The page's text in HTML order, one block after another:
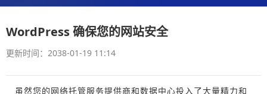
WordPress 确保您的网站安全
更新时间：2038-01-19 11:14
虽然您的网络托管服务提供商和数据中心投入了大量精力和